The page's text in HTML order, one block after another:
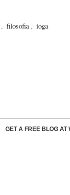
, filosofia , ioga
GET A FREE BLOG AT